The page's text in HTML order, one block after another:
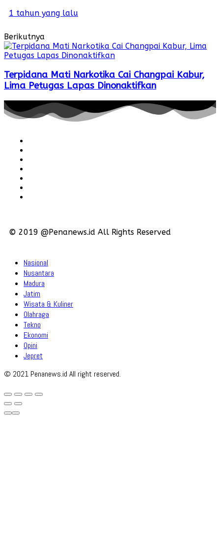
1 tahun yang lalu
Berikutnya
Terpidana Mati Narkotika Cai Changpai Kabur,
Lima Petugas Lapas Dinonaktifkan
© 2019 @Penanews.id All Rights Reserved
Nasional
Nusantara
Madura
Jatim
Wisata & Kuliner
Olahraga
Tekno
Ekonomi
Opini
Jepret
© 2021 Penanews.id All right reserved.